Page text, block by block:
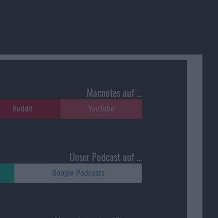
Macnotes auf …
Reddit YouTube
Unser Podcast auf …
Google Podcasts